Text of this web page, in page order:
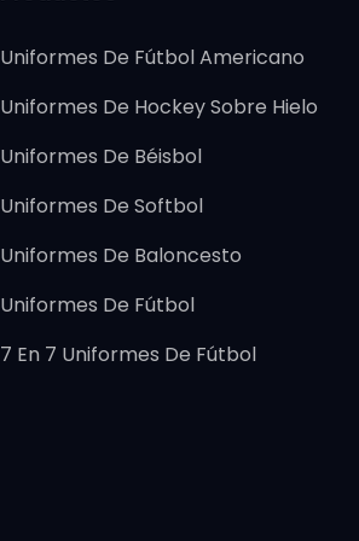
Uniformes De Fútbol Americano
Uniformes De Hockey Sobre Hielo
Uniformes De Béisbol
Uniformes De Softbol
Uniformes De Baloncesto
Uniformes De Fútbol
7 En 7 Uniformes De Fútbol